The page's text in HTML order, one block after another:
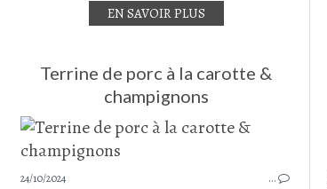
EN SAVOIR PLUSCÉLERI
NOVEMBRE 2024
Terrine de porc à la carotte &
champignons
24/10/2024 …